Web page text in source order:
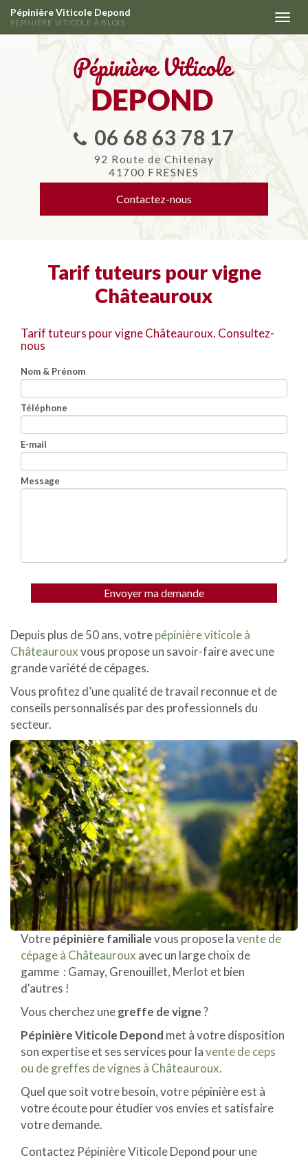
Aller
au
Pépinière Viticole Depond
PÉPINIÈRE VITICOLE À BLOIS
06 68 63 78 17
92 Route de Chitenay
41700 FRESNES
Contactez-nous
Tarif tuteurs pour vigne
Châteauroux
Tarif tuteurs pour vigne Châteauroux. Consultez-
nous
Nom & Prénom
Téléphone
E-mail
Message
Envoyer ma demande
Depuis plus de 50 ans, votrepépinière viticole à
Châteaurouxvous propose un savoir-faire avec une
grande variété de cépages.
Vous profitez d’une qualité de travail reconnue et de
conseils personnalisés par des professionnels du
secteur.
Votrepépinière familialevous propose lavente de
cépage à Châteauroux avec un large choix de
gamme : Gamay, Grenouillet, Merlot et bien
d'autres !
Vous cherchez unegreffe de vigne?
Pépinière Viticole Depond met à votre disposition
son expertise et ses services pour lavente de ceps
ou de greffes de vignes à Châteauroux.
Quel que soit votre besoin, votre pépinière est à
votre écoute pour étudier vos envies et satisfaire
votre demande.
Contactez Pépinière Viticole Depond pour une